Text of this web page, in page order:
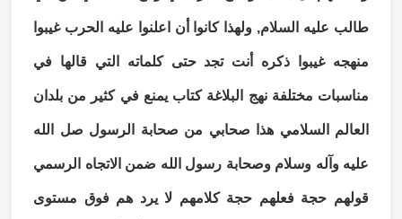
طالب عليه السلام, ولهذا كانوا أن اعلنوا عليه الحرب غيبوا
منهجه غيبوا ذكره أنت تجد حتى كلماته التي قالها في
مناسبات مختلفة نهج البلاغة كتاب يمنع في كثير من بلدان
العالم السلامي هذا صحابي من صحابة الرسول صل الله
عليه وآله وسلام وصحابة رسول الله ضمن الاتجاه الرسمي
قولهم حجة فعلهم حجة كلامهم لا يرد هم فوق مستوى